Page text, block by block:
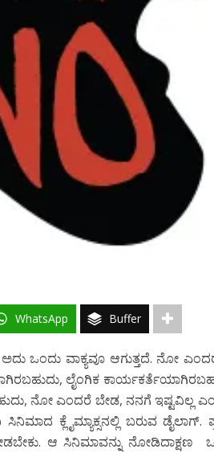
WhatsApp Buffer
ಒಂದು ವಾಕ್ಯವೂ ಆಗುತ್ತದೆ. ನೋ
ಲೈಂಗಿಕ
ನೋ ಎಂದರೆ ಬೇಡ, ನನಗೆ ಇಷ್ಟವಿಲ್ಲ
ಕ್ಲೈಮ್ಯಾಕ್ಸನಲ್ಲಿ ಬರುವ ಡೈಲಾಗ್.
ಆ ಸಿನಿಮಾವನ್ನು ನೋಡಿದಾಕ್ಷಣ